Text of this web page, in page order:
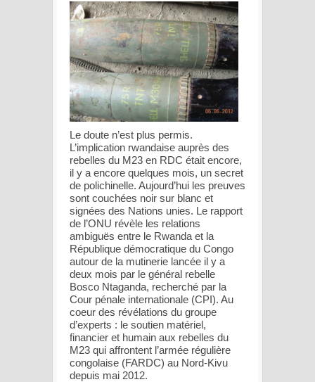
Le doute n’est plus permis.
L’implication rwandaise auprès des
rebelles du M23 en RDC était encore,
il y a encore quelques mois, un secret
de polichinelle. Aujourd’hui les preuves
sont couchées noir sur blanc et
signées des Nations unies. Le rapport
de l’ONU révèle les relations
ambiguës entre le Rwanda et la
République démocratique du Congo
autour de la mutinerie lancée il y a
deux mois par le général rebelle
Bosco Ntaganda, recherché par la
Cour pénale internationale (CPI). Au
coeur des révélations du groupe
d’experts : le soutien matériel,
financier et humain aux rebelles du
M23 qui affrontent l’armée régulière
congolaise (FARDC) au Nord-Kivu
depuis mai 2012.